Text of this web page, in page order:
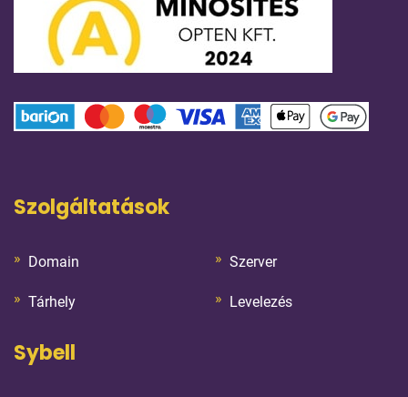
Szolgáltatások
Domain Szerver
Tárhely Levelezés
Sybell